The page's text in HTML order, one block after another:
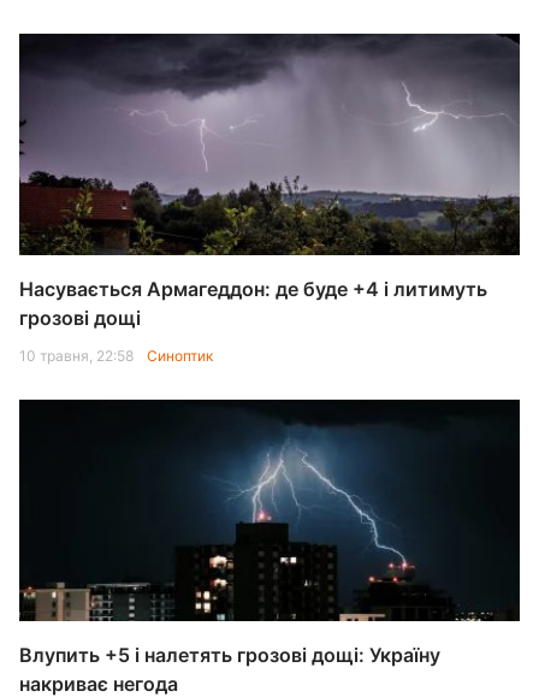
Насувається Армагеддон: де буде +4 і литимуть
грозові дощі
10 травня, 22:58 Синоптик
Влупить +5 і налетять грозові дощі: Україну
накриває негода